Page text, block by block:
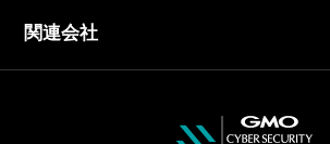
関連会社